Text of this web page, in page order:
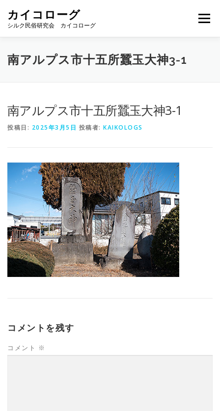
カイコローグ
シルク民俗研究会 カイコローグ
メニュー
カイコローグの歩み 資料館図書 歳時記
南アルプス市十五所蠶玉大神3-1
南アルプス市十五所蠶玉大神3-1
投稿日: 2025年3月5日 投稿者: KAIKOLOGS
コメントを残す
コメント ※